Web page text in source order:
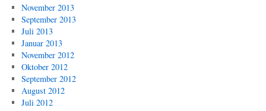
November 2013
September 2013
Juli 2013
Januar 2013
November 2012
Oktober 2012
September 2012
August 2012
Juli 2012